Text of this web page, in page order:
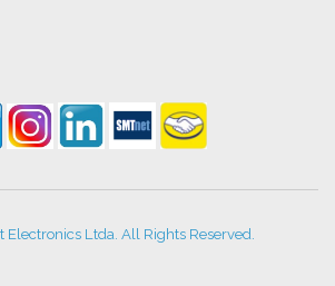
Electronics Ltda. All Rights Reserved.